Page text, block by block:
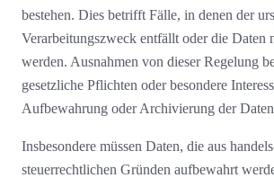
bestehen. Dies betrifft Fälle, in denen der
Verarbeitungszweck entfällt oder die Daten
werden. Ausnahmen von dieser Regelung
gesetzliche Pflichten oder besondere
Aufbewahrung oder Archivierung der
Insbesondere müssen Daten, die aus
steuerrechtlichen Gründen aufbewahrt